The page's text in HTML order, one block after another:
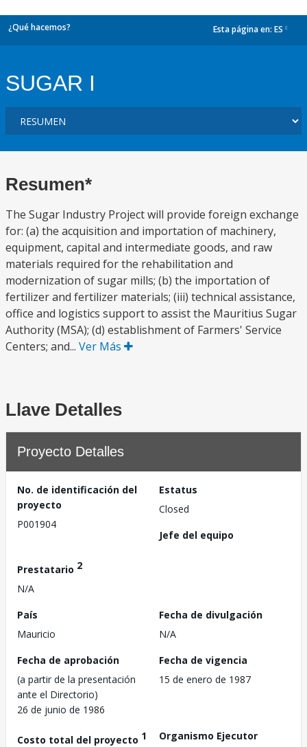
¿Qué hacemos? Esta página en: ES
SUGAR I
Resumen*
The Sugar Industry Project will provide foreign exchange
for: (a) the acquisition and importation of machinery,
equipment, capital and intermediate goods, and raw
materials required for the rehabilitation and
modernization of sugar mills; (b) the importation of
fertilizer and fertilizer materials; (iii) technical assistance,
office and logistics support to assist the Mauritius Sugar
Authority (MSA); (d) establishment of Farmers' Service
Centers; and... Ver Más
Llave Detalles
Proyecto Detalles
No. de identificación del
proyecto
P001904
Estatus
Closed
Jefe del equipo
Prestatario 2
N/A
País
Mauricio
Fecha de divulgación
N/A
Fecha de aprobación
(a partir de la presentación
ante el Directorio)
26 de junio de 1986
Fecha de vigencia
15 de enero de 1987
Costo total del proyecto 1
Organismo Ejecutor